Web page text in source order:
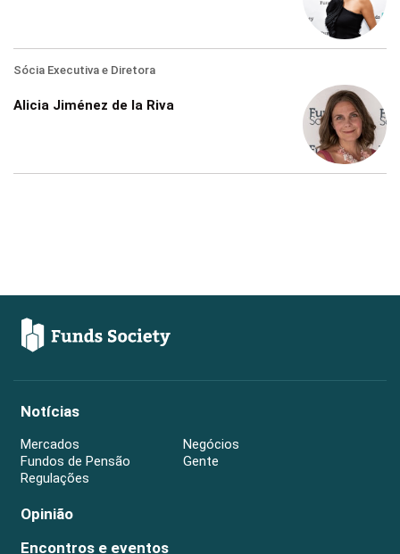
Sócia Executiva e Diretora
Alicia Jiménez de la Riva
Notícias
Mercados
Negócios
Fundos de Pensão
Gente
Regulações
Opinião
Encontros e eventos